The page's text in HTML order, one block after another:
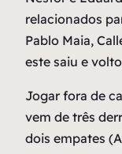
relacionados
Pablo Maia,
este saiu e
Jogar fora de
vem de três
dois empates